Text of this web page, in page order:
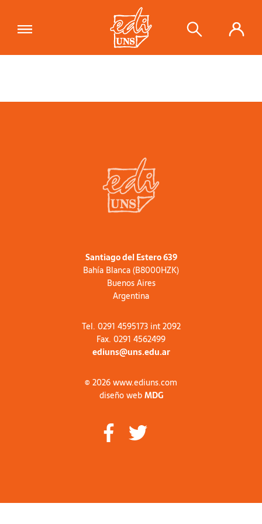
Santiago del Estero 639
Bahía Blanca (B8000HZK)
Buenos Aires
Argentina
Tel. 0291 4595173 int 2092
Fax. 0291 4562499
ediuns@uns.edu.ar
© 2026 www.ediuns.com
diseño webMDG